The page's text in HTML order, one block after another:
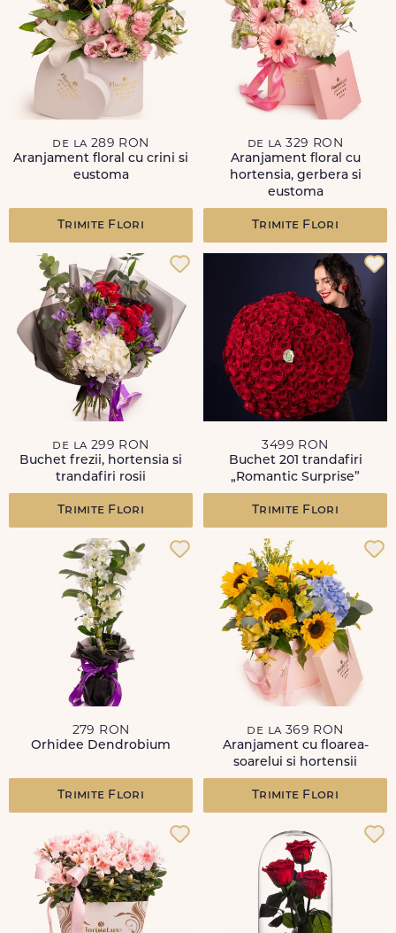
de la 289 RON
Aranjament floral cu crini si
eustoma
Trimite Flori
de la 329 RON
Aranjament floral cu
hortensia, gerbera si
eustoma
Trimite Flori
de la 299 RON
Buchet frezii, hortensia si
trandafiri rosii
Trimite Flori
3499 RON
Buchet 201 trandafiri
„Romantic Surprise”
Trimite Flori
279 RON
Orhidee Dendrobium
Trimite Flori
de la 369 RON
Aranjament cu floarea-
soarelui si hortensii
Trimite Flori